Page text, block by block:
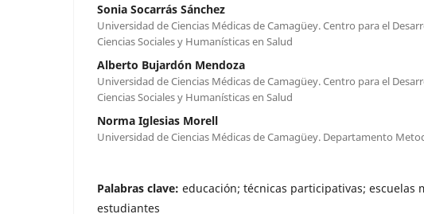
Sonia Socarrás Sánchez
Universidad de Ciencias Médicas de Camagüey. Centro para el
Ciencias Sociales y Humanísticas en Salud
Alberto Bujardón Mendoza
Universidad de Ciencias Médicas de Camagüey. Centro para el
Ciencias Sociales y Humanísticas en Salud
Norma Iglesias Morell
Universidad de Ciencias Médicas de Camagüey. Departamento
Palabras clave: educación; técnicas participativas; escuelas
estudiantes